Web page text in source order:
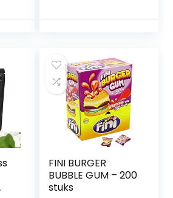
FINI BURGER
BUBBLE GUM – 200
stuks